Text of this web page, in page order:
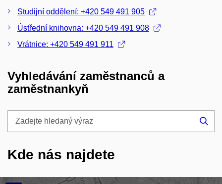
Studijní oddělení: +420 549 491 905
Ústřední knihovna: +420 549 491 908
Vrátnice: +420 549 491 911
Vyhledávání zaměstnanců a
zaměstnankyň
hledaný
Kde nás najdete